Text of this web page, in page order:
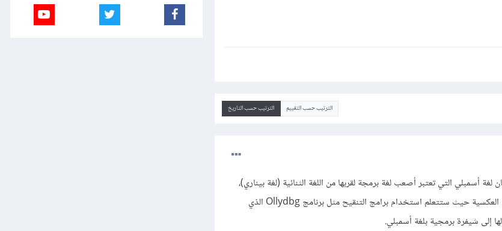
الترتيب حسب التقييم الترتيب حسب التاريخ
أسمبلي التي تعتبر أصعب لغة برمجة لقربها من اللغة الثنائية (لغة بيناري)،
وبعد ذلك يمكنك البدأ في دراسة الهندسة العكسية حيث ستتعلم استخدام برامج التنقيح مثل برنامج Ollydbg الذي
إلى شيفرة برمجية بلغة أسمبلي.